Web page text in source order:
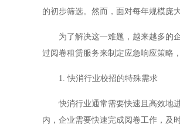
的初步筛选。然而，面对每年规模庞
为了解决这一难题，越来越多的企
过阅卷租赁服务来制定应急响应策略
1. 快消行业校招的特殊需求
快消行业通常需要快速且高效地进
内，企业需要快速完成阅卷工作，及